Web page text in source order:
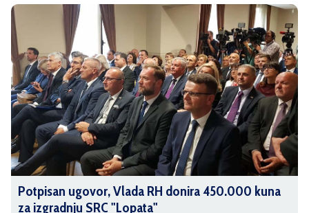
Potpisan ugovor, Vlada RH donira 450.000 kuna
za izgradnju SRC "Lopata"